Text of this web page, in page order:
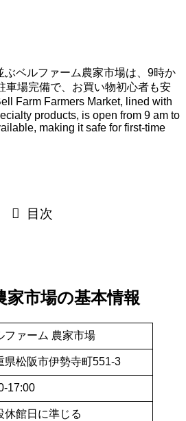
ぶベルファーム農家市場は、9時か
車場完備で、お買い物初心者も安
Farm Farmers Market, lined with
products, is open from 9 am to
making it safe for first-time
目次
市場の基本情報
ファーム 農家市場
県松阪市伊勢寺町551-3
17:00
休館日に準じる